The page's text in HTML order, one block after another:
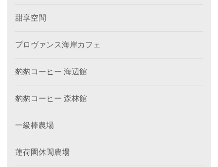
甜享空間
プロヴァンス海岸カフェ
豹豹コーヒー 海辺館
豹豹コーヒー 森林館
一級棒農場
蓮荷園休閒農場